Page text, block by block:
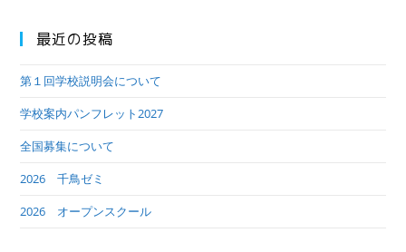
最近の投稿
第１回学校説明会について
学校案内パンフレット2027
全国募集について
2026 千鳥ゼミ
2026 オープンスクール